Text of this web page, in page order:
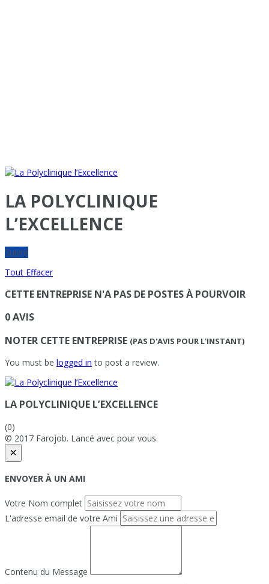
LA POLYCLINIQUE
L’EXCELLENCE
Suivre
Tout Effacer
CETTE ENTREPRISE N'A PAS DE POSTES À POURVOIR
0 AVIS
NOTER CETTE ENTREPRISE (PAS D'AVIS POUR L'INSTANT)
You must be logged in to post a review.
LA POLYCLINIQUE L’EXCELLENCE
(0)
© 2017 Farojob. Lancé avec pour vous.
×
ENVOYER À UN AMI
Votre Nom complet
L'adresse email de votre Ami
Contenu du Message